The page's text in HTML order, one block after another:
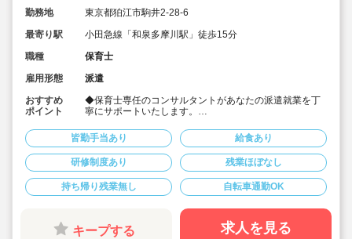
勤務地
東京都狛江市駒井2-28-6
最寄り駅
小田急線「和泉多摩川駅」徒歩15分
職種
保育士
雇用形態
派遣
おすすめ
ポイント
◆保育士専任のコンサルタントがあなたの派遣就業を丁
寧にサポートいたします。
…担任業務最大時給1,900円
…担任補助業務最大時給1,800円
◆フルタイムフルシフト制のお仕事ですが、あなたの条
件次第では時間固定制や、時短勤務も相談できる求人で
す。
◆しっかり稼ぎたい貴方から、空いた時間を有効活用し
たいという貴方まで対応できる求人です。
◆公立保育園のゆとりある人員配置の中で派遣就業して
皆勤手当あり 給食あり
研修制度あり 残業ほぼなし
持ち帰り残業無し 自転車通勤OK
キープする 求人を見る